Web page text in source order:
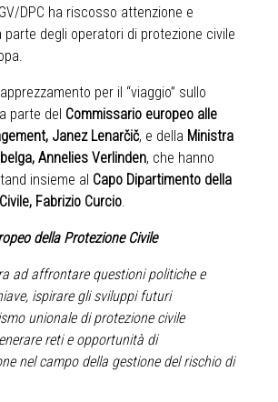
DPC ha riscosso attenzione e
parte degli operatori di protezione civile
per il “viaggio” sullo
parte del Commissario europeo alle
Janez Lenarčič, e della Ministra
Annelies Verlinden, che hanno
insieme al Capo Dipartimento della
Fabrizio Curcio.
della Protezione Civile
ad affrontare questioni politiche e
ispirare gli sviluppi futuri
unionale di protezione civile
reti e opportunità di
nel campo della gestione del rischio di